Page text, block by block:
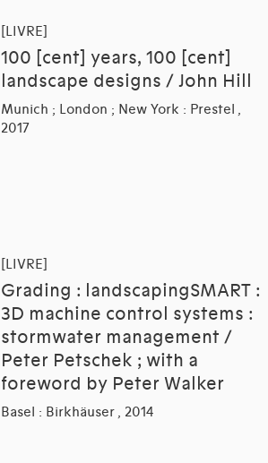
[LIVRE]
100 [cent] years, 100 [cent]
landscape designs / John Hill
Munich ; London ; New York : Prestel ,
2017
[LIVRE]
Grading : landscapingSMART :
3D machine control systems :
stormwater management /
Peter Petschek ; with a
foreword by Peter Walker
Basel : Birkhäuser , 2014